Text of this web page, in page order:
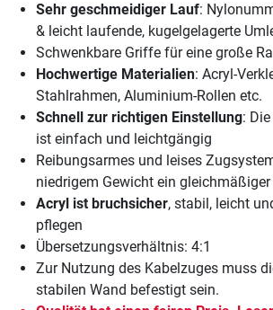
Sehr geschmeidiger Lauf:
& leicht laufende, kugelgelagerte
Schwenkbare Griffe für eine große
Hochwertige Materialien: Acryl-
Stahlrahmen, Aluminium-Rollen etc.
Schnell zur richtigen Einstellung:
ist einfach und leichtgängig
Reibungsarmes und leises
niedrigem Gewicht ein
Acryl ist bruchsicher, stabil, leicht
pflegen
Übersetzungsverhältnis: 4:1
Zur Nutzung des Kabelzuges muss
stabilen Wand befestigt sein.